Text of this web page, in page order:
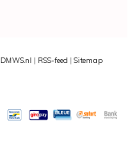
DMWS.nl | RSS-feed | Sitemap